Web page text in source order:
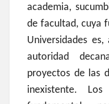
academia,
de facultad, cuya
Universidades
autoridad
proyectos de las
inexistente. Los